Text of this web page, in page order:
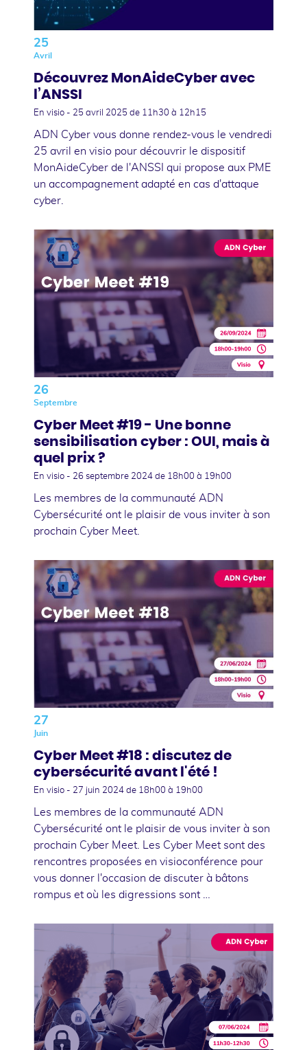
25
Avril
Découvrez MonAideCyber avec
l’ANSSI
En visio - 25 avril 2025 de 11h30 à 12h15
ADN Cyber vous donne rendez-vous le vendredi
25 avril en visio pour découvrir le dispositif
MonAideCyber de l'ANSSI qui propose aux PME
un accompagnement adapté en cas d'attaque
cyber.
26
Septembre
Cyber Meet #19 - Une bonne
sensibilisation cyber : OUI, mais à
quel prix ?
En visio - 26 septembre 2024 de 18h00 à 19h00
Les membres de la communauté ADN
Cybersécurité ont le plaisir de vous inviter à son
prochain Cyber Meet.
27
Juin
Cyber Meet #18 : discutez de
cybersécurité avant l'été !
En visio - 27 juin 2024 de 18h00 à 19h00
Les membres de la communauté ADN
Cybersécurité ont le plaisir de vous inviter à son
prochain Cyber Meet. Les Cyber Meet sont des
rencontres proposées en visioconférence pour
vous donner l'occasion de discuter à bâtons
rompus et où les digressions sont …